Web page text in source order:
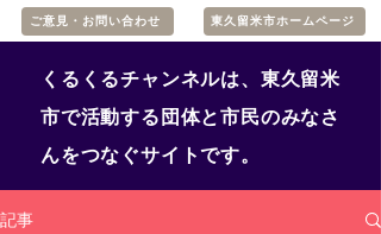
ご意見・お問い合わせ 東久留米市ホームページ
くるくるチャンネルは、東久留米
市で活動する団体と市民のみなさ
んをつなぐサイトです。
記事